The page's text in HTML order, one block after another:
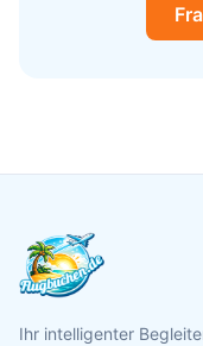
Ihr intelligenter